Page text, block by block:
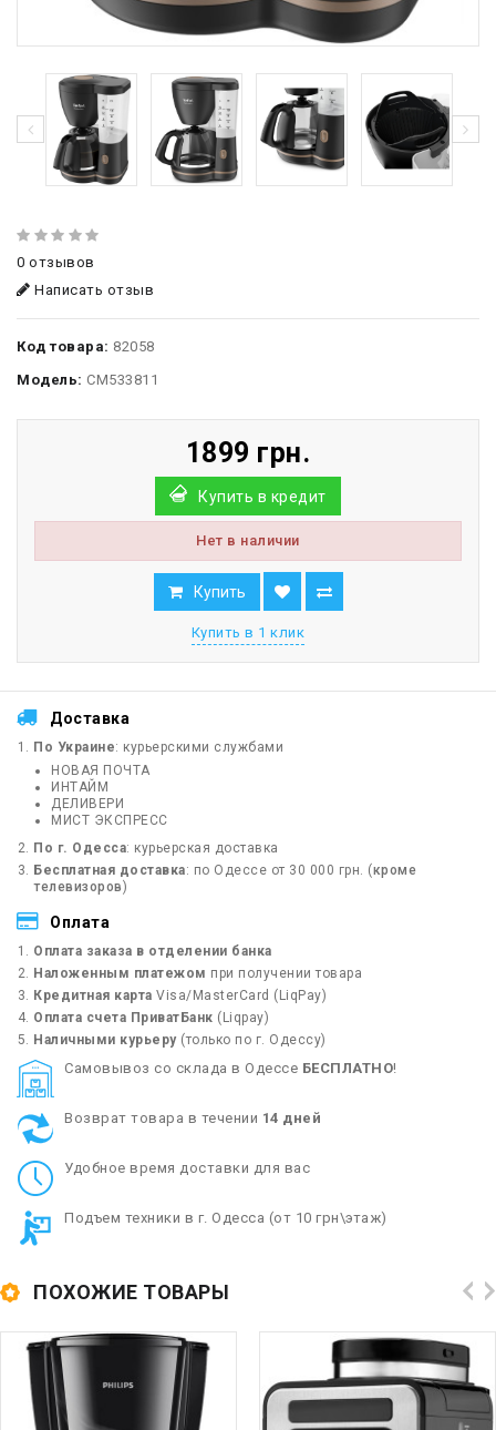
0 отзывов
Написать отзыв
Код товара: 82058
Модель: CM533811
1899 грн.
Купить в кредит
Нет в наличии
Купить
Купить в 1 клик
Доставка
По Украине: курьерскими службами
НОВАЯ ПОЧТА
ИНТАЙМ
ДЕЛИВЕРИ
МИСТ ЭКСПРЕСС
По г. Одесса: курьерская доставка
Бесплатная доставка: по Одессе от 30 000 грн. (кроме
телевизоров)
Оплата
Оплата заказа в отделении банка
Наложенным платежом при получении товара
Кредитная карта Visa/MasterCard (LiqPay)
Оплата счета ПриватБанк (Liqpay)
Наличными курьеру(только по г. Одессу)
Cамовывоз со склада в Одессе БЕСПЛАТНО!
Возврат товара в течении 14 дней
Удобное время доставки для вас
Подъем техники в г. Одесса (от 10 грн\этаж)
ПОХОЖИЕ ТОВАРЫ